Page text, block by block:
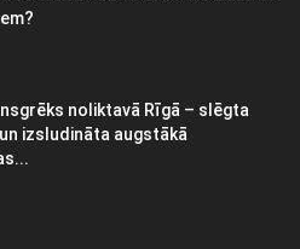
noliktavā Rīgā – slēgta
izsludināta augstākā